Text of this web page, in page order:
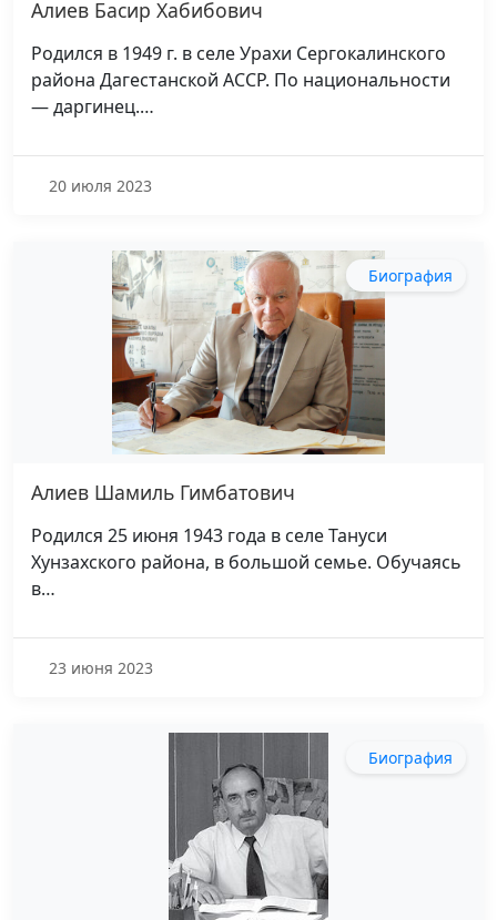
Алиев Басир Хабибович
Родился в 1949 г. в селе Урахи Сергокалинского
района Дагестанской АССР. По национальности
— даргинец.…
20 июля 2023
Биография
Алиев Шамиль Гимбатович
Родился 25 июня 1943 года в селе Тануси
Хунзахского района, в большой семье. Обучаясь
в…
23 июня 2023
Биография